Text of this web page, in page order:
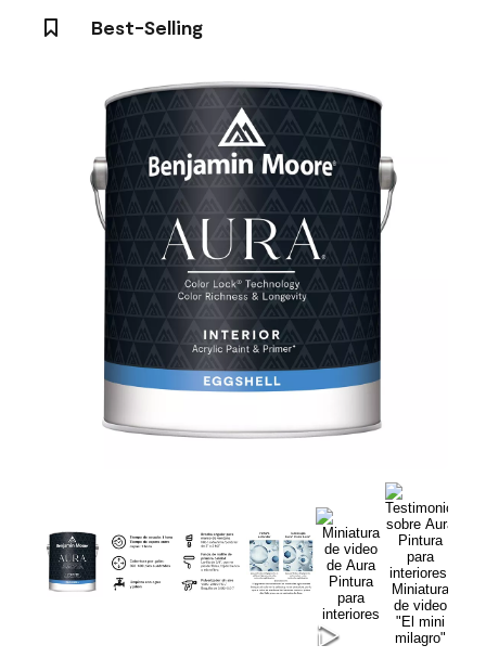
Best-Selling